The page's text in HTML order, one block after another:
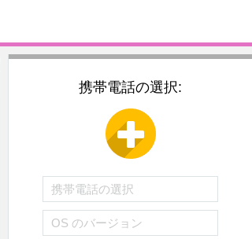
携帯電話の選択: